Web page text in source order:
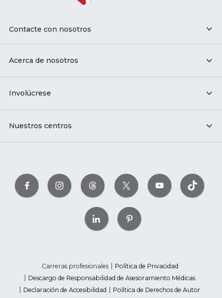
Contacte con nosotros
Acerca de nosotros
Involúcrese
Nuestros centros
Carreras profesionales
Política de Privacidad
Descargo de Responsabilidad de Asesoramiento Médicas
Declaración de Accesibilidad
Política de Derechos de Autor